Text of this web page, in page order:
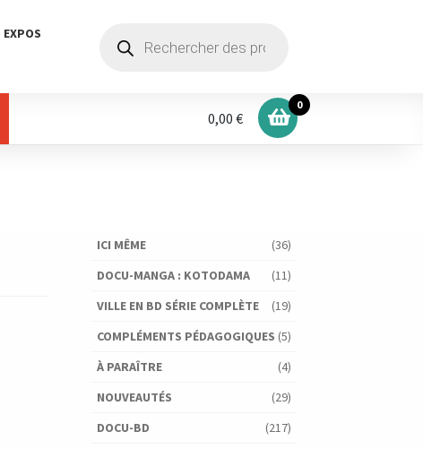
EXPOS
produits
0,00 €
0
ICI MÊME
(36)
DOCU-MANGA : KOTODAMA
(11)
VILLE EN BD SÉRIE COMPLÈTE
(19)
COMPLÉMENTS PÉDAGOGIQUES (5)
À PARAÎTRE
(4)
NOUVEAUTÉS
(29)
DOCU-BD
(217)